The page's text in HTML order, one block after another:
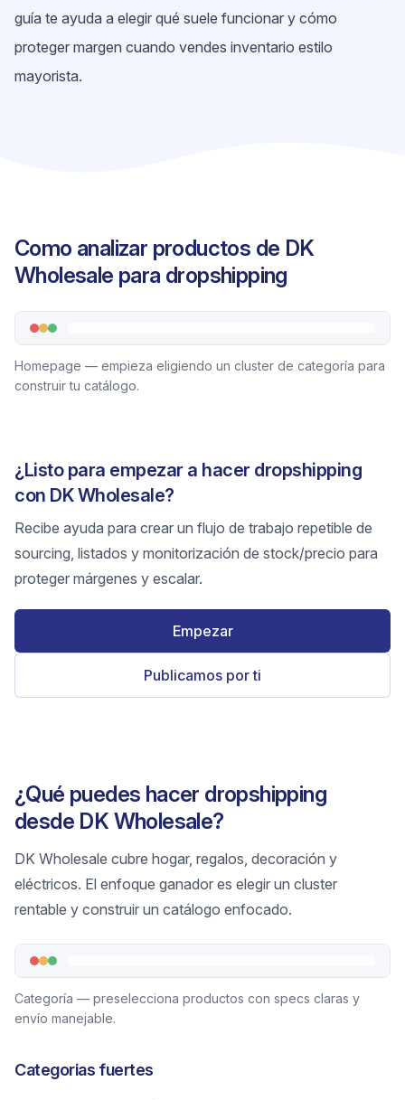
guía te ayuda a elegir qué suele funcionar y cómo
proteger margen cuando vendes inventario estilo
mayorista.
Como analizar productos de DK
Wholesale para dropshipping
Homepage — empieza eligiendo un cluster de categoría para
construir tu catálogo.
¿Listo para empezar a hacer dropshipping
con DK Wholesale?
Recibe ayuda para crear un flujo de trabajo repetible de
sourcing, listados y monitorización de stock/precio para
proteger márgenes y escalar.
Empezar
Publicamos por ti
¿Qué puedes hacer dropshipping
desde DK Wholesale?
DK Wholesale cubre hogar, regalos, decoración y
eléctricos. El enfoque ganador es elegir un cluster
rentable y construir un catálogo enfocado.
Categoría — preselecciona productos con specs claras y
envío manejable.
Categorias fuertes